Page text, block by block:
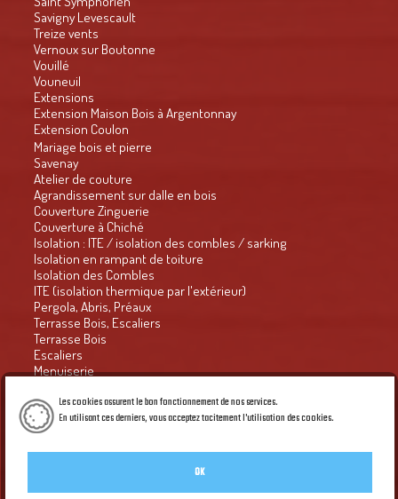
Les cookies assurent le bon fonctionnement de nos services.
En utilisant ces derniers, vous acceptez tacitement l'utilisation des cookies.
OK
Savigny Levescault
Treize vents
Vernoux sur Boutonne
Vouillé
Vouneuil
Extensions
Extension Maison Bois à Argentonnay
Extension Coulon
Mariage bois et pierre
Savenay
Atelier de couture
Agrandissement sur dalle en bois
Couverture Zinguerie
Couverture à Chiché
Isolation : ITE / isolation des combles / sarking
Isolation en rampant de toiture
Isolation des Combles
ITE (isolation thermique par l'extérieur)
Pergola, Abris, Préaux
Terrasse Bois, Escaliers
Terrasse Bois
Escaliers
Menuiserie
Habitat groupé - Habitat naturel n° 63
Le Petit Economiste
Courrier de l'ouest 2016
CO du 17.12.16 : le retour de la croix et du coq